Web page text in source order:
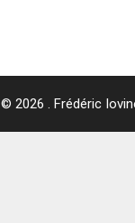
© 2026 . Frédéric